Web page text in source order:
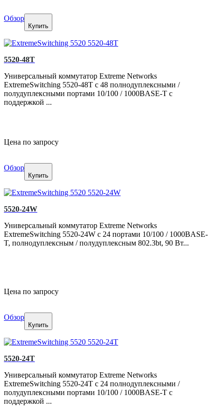
Обзор
Купить
5520-48T
Универсальный коммутатор Extreme Networks
ExtremeSwitching 5520-48T с 48 полнодуплексными /
полудуплексными портами 10/100 / 1000BASE-T с
поддержкой ...
Цена по запросу
Обзор
Купить
5520-24W
Универсальный коммутатор Extreme Networks
ExtremeSwitching 5520-24W с 24 портами 10/100 / 1000BASE-
T, полнодуплексным / полудуплексным 802.3bt, 90 Вт...
Цена по запросу
Обзор
Купить
5520-24T
Универсальный коммутатор Extreme Networks
ExtremeSwitching 5520-24T с 24 полнодуплексными /
полудуплексными портами 10/100 / 1000BASE-T с
поддержкой ...